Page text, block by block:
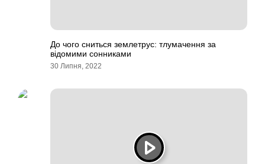
До чого сниться землетрус: тлумачення за
відомими сонниками
30 Липня, 2022